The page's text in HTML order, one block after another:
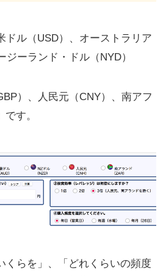
ドル（USD）、オーストラリア
ジーランド・ドル（NYD）
）、人民元（CNY）、南アフ
す。
くらを」、「どれくらいの頻度